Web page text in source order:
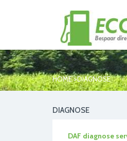
HOME>DIAGNOSE
DIAGNOSE
DAF diagnose